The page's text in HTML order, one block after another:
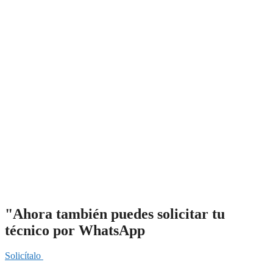
"Ahora también puedes solicitar tu
técnico por WhatsApp
Solicítalo